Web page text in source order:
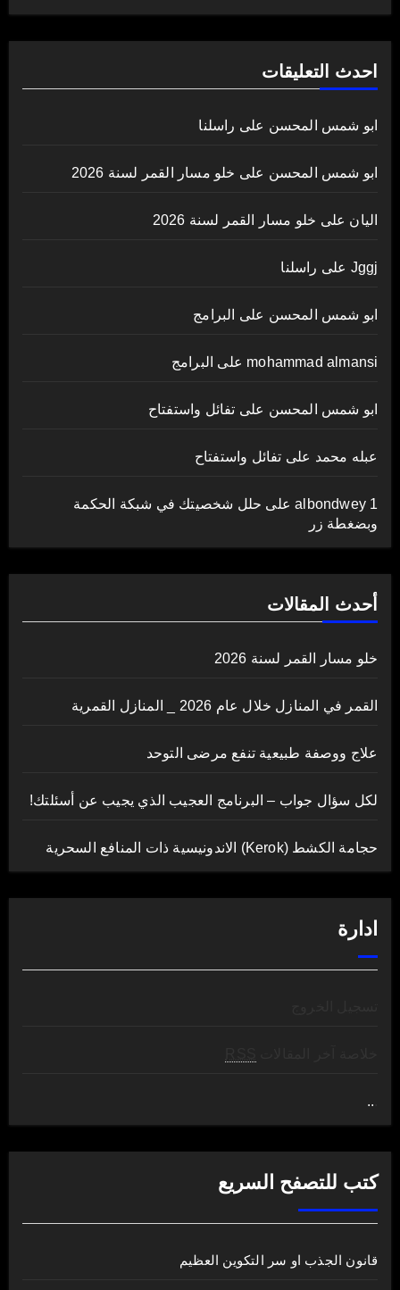
احدث التعليقات
ابو شمس المحسن على راسلنا
ابو شمس المحسن على خلو مسار القمر لسنة 2026
اليان على خلو مسار القمر لسنة 2026
Jggj على راسلنا
ابو شمس المحسن على البرامج
mohammad almansi على البرامج
ابو شمس المحسن على تفائل واستفتاح
عبله محمد على تفائل واستفتاح
albondwey 1على حلل شخصيتك في شبكة الحكمة
وبضغطة زر
أحدث المقالات
خلو مسار القمر لسنة 2026
القمر في المنازل خلال عام 2026 _ المنازل القمرية
علاج ووصفة طبيعية تنفع مرضى التوحد
لكل سؤال جواب – البرنامج العجيب الذي يجيب عن أسئلتك!
حجامة الكشط (Kerok) الاندونيسية ذات المنافع السحرية
ادارة
..
كتب للتصفح السريع
قانون الجذب او سر التكوين العظيم